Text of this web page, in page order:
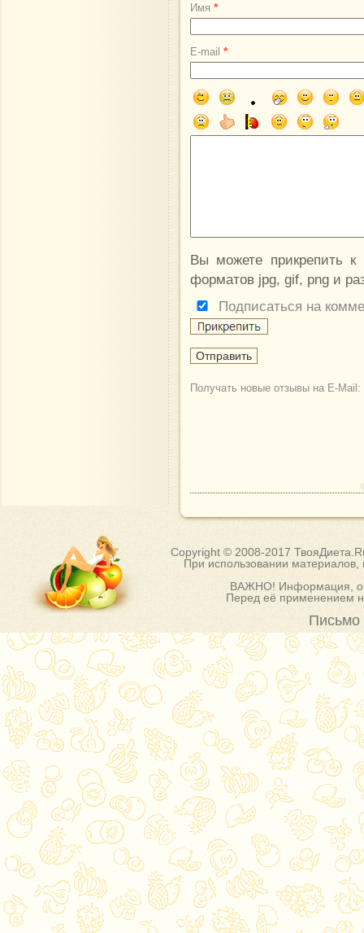
Имя *
E-mail *
Вы можете прикрепить
форматов jpg, gif, png и
Подписаться на
Получать новые отзывы на E-Mail:
Copyright © 2008-2017
При использовании материалов,
ВАЖНО! Информация,
Перед её применением
Письмо